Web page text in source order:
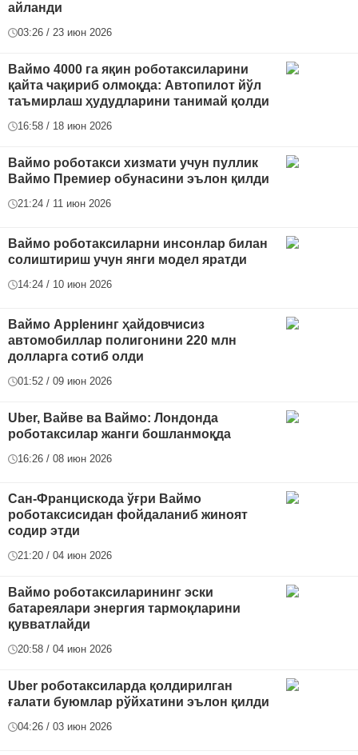
айланди
03:26 / 23 июн 2026
Ваймо 4000 га яқин роботаксиларини
қайта чақириб олмоқда: Автопилот йўл
таъмирлаш ҳудудларини танимай қолди
16:58 / 18 июн 2026
Ваймо роботакси хизмати учун пуллик
Ваймо Премиер обунасини эълон қилди
21:24 / 11 июн 2026
Ваймо роботаксиларни инсонлар билан
солиштириш учун янги модел яратди
14:24 / 10 июн 2026
Ваймо Appleнинг ҳайдовчисиз
автомобиллар полигонини 220 млн
долларга сотиб олди
01:52 / 09 июн 2026
Uber, Вайве ва Ваймо: Лондонда
роботаксилар жанги бошланмоқда
16:26 / 08 июн 2026
Сан-Францискода ўғри Ваймо
роботаксисидан фойдаланиб жиноят
содир этди
21:20 / 04 июн 2026
Ваймо роботаксиларининг эски
батареялари энергия тармоқларини
қувватлайди
20:58 / 04 июн 2026
Uber роботаксиларда қолдирилган
ғалати буюмлар рўйхатини эълон қилди
04:26 / 03 июн 2026